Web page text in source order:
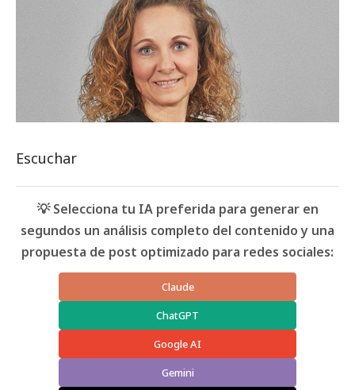
Escuchar
💡 Selecciona tu IA preferida para generar en
segundos un análisis completo del contenido y una
propuesta de post optimizado para redes sociales:
Claude
ChatGPT
Google AI
Gemini